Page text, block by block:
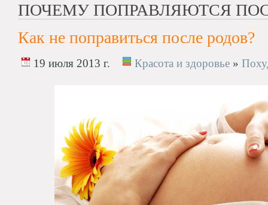
ПОЧЕМУ ПОПРАВЛЯЮТСЯ
Как не поправиться после родов?
19 июля 2013 г. Красота и здоровье »